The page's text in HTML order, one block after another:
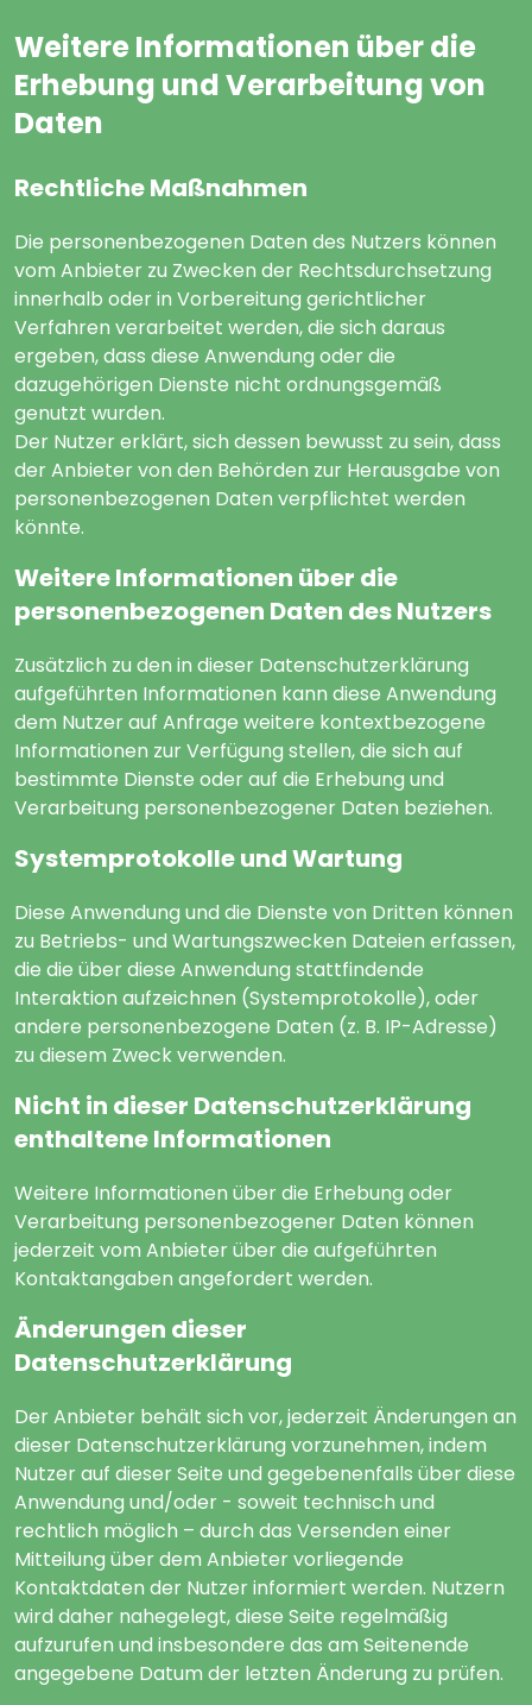
DE | IT
Weitere Informationen über die
Erhebung und Verarbeitung von
Daten
Rechtliche Maßnahmen
Die personenbezogenen Daten des Nutzers können
vom Anbieter zu Zwecken der Rechtsdurchsetzung
innerhalb oder in Vorbereitung gerichtlicher
Verfahren verarbeitet werden, die sich daraus
ergeben, dass diese Anwendung oder die
dazugehörigen Dienste nicht ordnungsgemäß
genutzt wurden.
Der Nutzer erklärt, sich dessen bewusst zu sein, dass
der Anbieter von den Behörden zur Herausgabe von
personenbezogenen Daten verpflichtet werden
könnte.
Weitere Informationen über die
personenbezogenen Daten des Nutzers
Zusätzlich zu den in dieser Datenschutzerklärung
aufgeführten Informationen kann diese Anwendung
dem Nutzer auf Anfrage weitere kontextbezogene
Informationen zur Verfügung stellen, die sich auf
bestimmte Dienste oder auf die Erhebung und
Verarbeitung personenbezogener Daten beziehen.
Systemprotokolle und Wartung
Diese Anwendung und die Dienste von Dritten können
zu Betriebs- und Wartungszwecken Dateien erfassen,
die die über diese Anwendung stattfindende
Interaktion aufzeichnen (Systemprotokolle), oder
andere personenbezogene Daten (z. B. IP-Adresse)
zu diesem Zweck verwenden.
Nicht in dieser Datenschutzerklärung
enthaltene Informationen
Weitere Informationen über die Erhebung oder
Verarbeitung personenbezogener Daten können
jederzeit vom Anbieter über die aufgeführten
Kontaktangaben angefordert werden.
Änderungen dieser
Datenschutzerklärung
Der Anbieter behält sich vor, jederzeit Änderungen an
dieser Datenschutzerklärung vorzunehmen, indem
Nutzer auf dieser Seite und gegebenenfalls über diese
Anwendung und/oder - soweit technisch und
rechtlich möglich – durch das Versenden einer
Mitteilung über dem Anbieter vorliegende
Kontaktdaten der Nutzer informiert werden. Nutzern
wird daher nahegelegt, diese Seite regelmäßig
aufzurufen und insbesondere das am Seitenende
angegebene Datum der letzten Änderung zu prüfen.